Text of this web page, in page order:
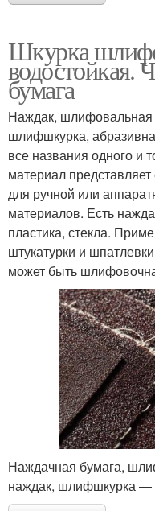
Шкурка
водостойкая.
бумага
Наждак, шлифовальная
шлифшкурка,
все названия одного и
материал
для ручной или
материалов. Есть
пластика, стекла.
штукатурки и
может быть
Наждачная бумага,
наждак, шлифшкурка —